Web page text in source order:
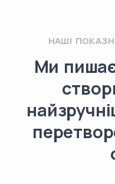
НАШІ
Ми